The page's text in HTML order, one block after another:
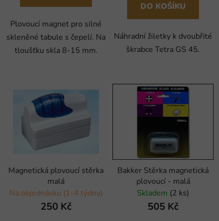
Plovoucí magnet pro silné
skleněné tabule s čepelí. Na
tloušťku skla 8-15 mm.
DO KOŠÍKU
Náhradní žiletky k dvoubřité
škrabce Tetra GS 45.
Magnetická plovoucí stěrka
malá
Na objednávku (1-4 týdny)
250 Kč
Bakker Stěrka magnetická
plovoucí - malá
Skladem (2 ks)
505 Kč